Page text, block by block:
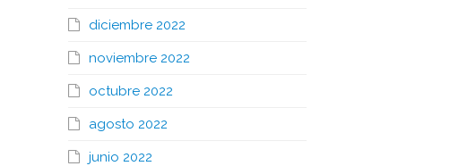
diciembre 2022
noviembre 2022
octubre 2022
agosto 2022
junio 2022